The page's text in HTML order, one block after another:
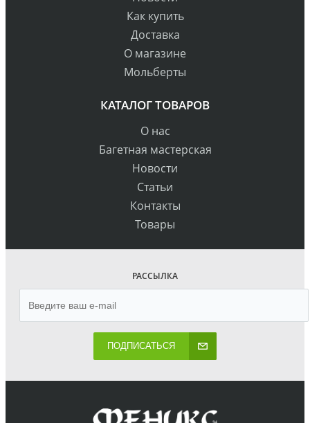
Как купить
Доставка
О магазине
Мольберты
КАТАЛОГ ТОВАРОВ
О нас
Багетная мастерская
Новости
Статьи
Контакты
Товары
РАССЫЛКА
ПОДПИСАТЬСЯ